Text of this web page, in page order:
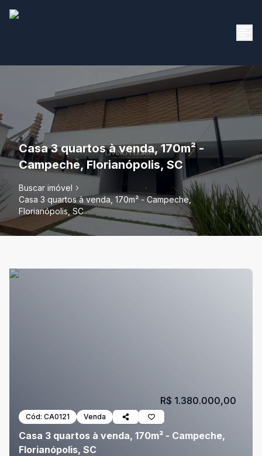
Casa 3 quartos à venda, 170m² -
Campeche, Florianópolis, SC
Buscar imóvel
Casa 3 quartos à venda, 170m² - Campeche,
Florianópolis, SC
Cód: CA0121 Venda
Casa 3 quartos à venda, 170m² - Campeche,
Florianópolis, SC
R$ 1.380.000,00